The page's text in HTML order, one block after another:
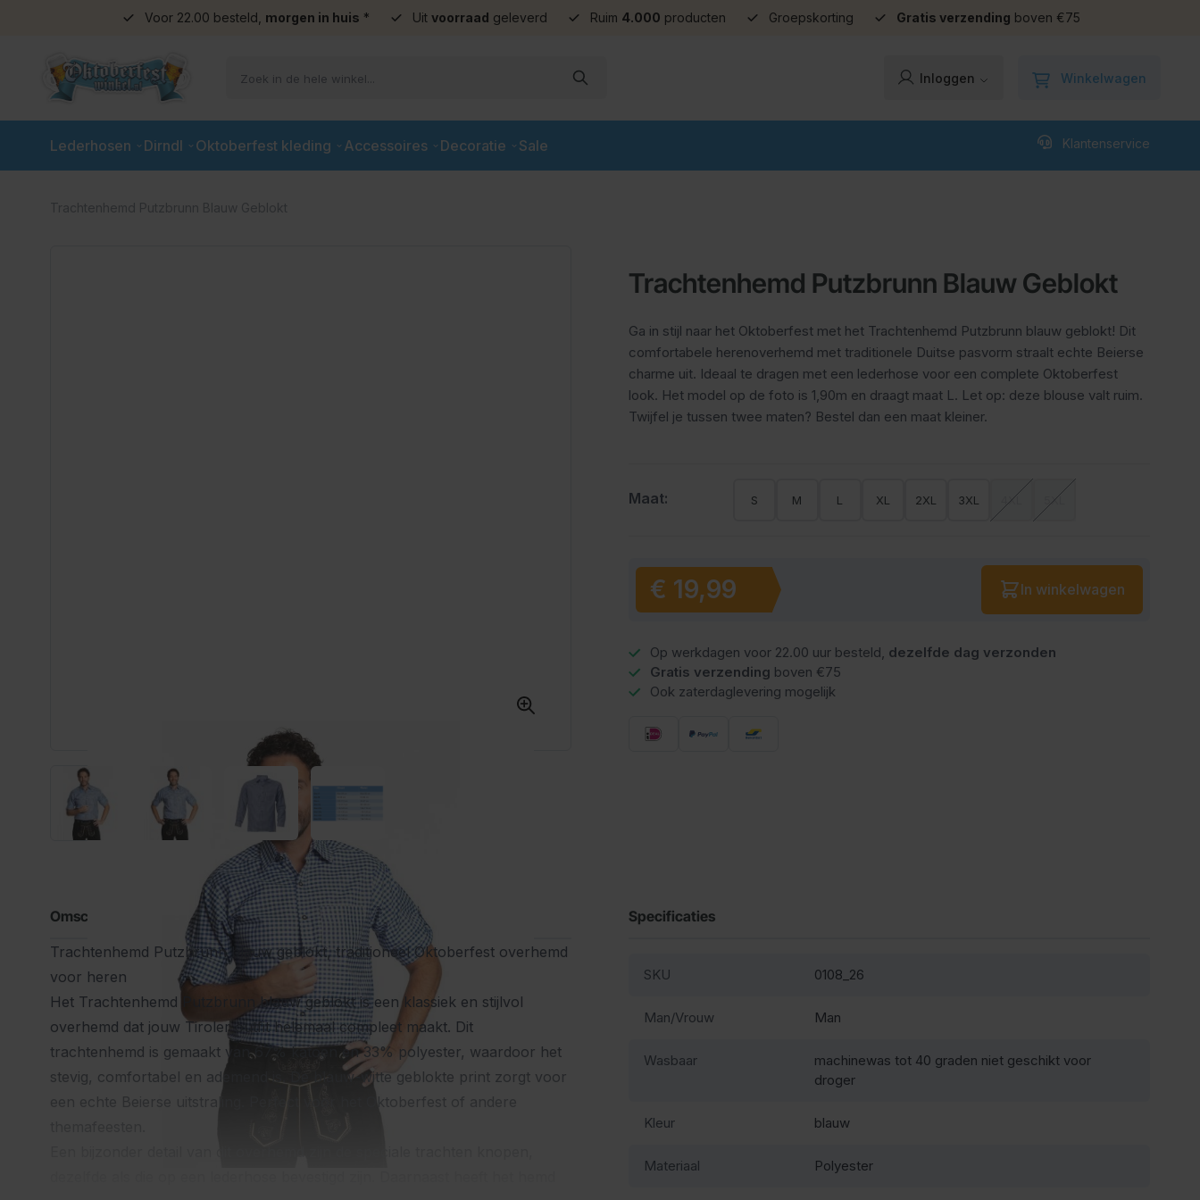
Voor 22.00 besteld, morgen in huis * Uit voorraad geleverd Ruim 4.000 producten Groepskorting Gratis verzending boven €75
Inloggen Winkelwagen
Lederhosen Dirndl Oktoberfest kleding Accessoires Decoratie Sale Klantenservice
Trachtenhemd Putzbrunn Blauw Geblokt
Trachtenhemd Putzbrunn Blauw Geblokt
Ga in stijl naar het Oktoberfest met het Trachtenhemd Putzbrunn blauw geblokt! Dit
comfortabele herenoverhemd met traditionele Duitse pasvorm straalt echte Beierse
charme uit. Ideaal te dragen met een lederhose voor een complete Oktoberfest
look. Het model op de foto is 1,90m en draagt maat L. Let op: deze blouse valt ruim.
Twijfel je tussen twee maten? Bestel dan een maat kleiner.
Maat: S M L XL 2XL 3XL 4XL 5XL
Vanaf:
€ 19,99
Aantal
In winkelwagen
Op werkdagen voor 22.00 uur besteld, dezelfde dag verzonden
Gratis verzending boven €75
Ook zaterdaglevering mogelijk
Omschrijving
Trachtenhemd Putzbrunn blauw geblokt, traditioneel Oktoberfest overhemd
voor heren
Het Trachtenhemd Putzbrunn blauw geblokt is een klassiek en stijlvol
overhemd dat jouw Tiroler outfit helemaal compleet maakt. Dit
trachtenhemd is gemaakt van 67% katoen en 33% polyester, waardoor het
stevig, comfortabel en ademend is. De blauw-witte geblokte print zorgt voor
een echte Beierse uitstraling. Perfect voor het Oktoberfest of andere
Specificaties
SKU 0108_26
Man/Vrouw Man
Wasbaar
machinewas tot 40 graden niet geschikt voor
droger
Kleur blauw
Materiaal Polyester